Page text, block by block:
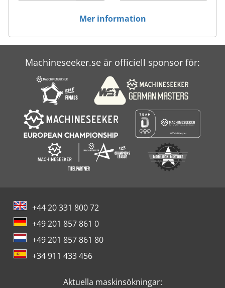
Mer information
Machineseeker.se är officiell sponsor för:
+44 20 331 800 72
+49 201 857 861 0
+49 201 857 861 80
+34 911 433 456
Aktuella maskinsökningar: